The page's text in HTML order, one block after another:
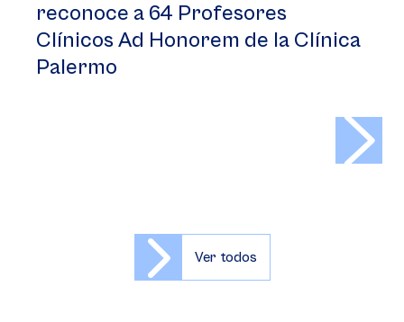
reconoce a 64 Profesores
Clínicos Ad Honorem de la Clínica
Palermo
Ver todos